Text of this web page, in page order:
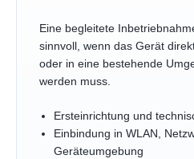
Eine begleitete
sinnvoll, wenn das Gerät
oder in eine bestehende
werden muss.
Ersteinrichtung und
Einbindung in WLAN,
Geräteumgebung